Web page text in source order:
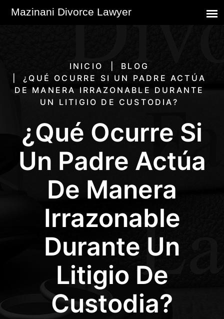
INICIO
BLOG
¿QUÉ OCURRE SI UN PADRE ACTÚA
DE MANERA IRRAZONABLE DURANTE
UN LITIGIO DE CUSTODIA?
¿Qué Ocurre Si
Un Padre Actúa
De Manera
Irrazonable
Durante Un
Litigio De
Custodia?